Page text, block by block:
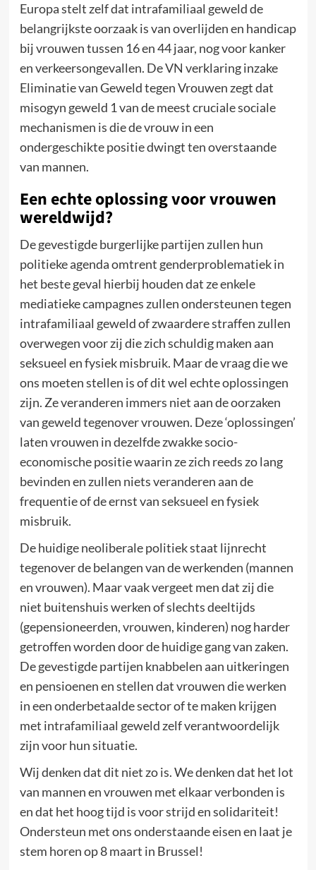
Europa stelt zelf dat intrafamiliaal geweld de
belangrijkste oorzaak is van overlijden en handicap
bij vrouwen tussen 16 en 44 jaar, nog voor kanker
en verkeersongevallen. De VN verklaring inzake
Eliminatie van Geweld tegen Vrouwen zegt dat
misogyn geweld 1 van de meest cruciale sociale
mechanismen is die de vrouw in een
ondergeschikte positie dwingt ten overstaande
van mannen.
Een echte oplossing voor vrouwen
wereldwijd?
De gevestigde burgerlijke partijen zullen hun
politieke agenda omtrent genderproblematiek in
het beste geval hierbij houden dat ze enkele
mediatieke campagnes zullen ondersteunen tegen
intrafamiliaal geweld of zwaardere straffen zullen
overwegen voor zij die zich schuldig maken aan
seksueel en fysiek misbruik. Maar de vraag die we
ons moeten stellen is of dit wel echte oplossingen
zijn. Ze veranderen immers niet aan de oorzaken
van geweld tegenover vrouwen. Deze ‘oplossingen’
laten vrouwen in dezelfde zwakke socio-
economische positie waarin ze zich reeds zo lang
bevinden en zullen niets veranderen aan de
frequentie of de ernst van seksueel en fysiek
misbruik.
De huidige neoliberale politiek staat lijnrecht
tegenover de belangen van de werkenden (mannen
en vrouwen). Maar vaak vergeet men dat zij die
niet buitenshuis werken of slechts deeltijds
(gepensioneerden, vrouwen, kinderen) nog harder
getroffen worden door de huidige gang van zaken.
De gevestigde partijen knabbelen aan uitkeringen
en pensioenen en stellen dat vrouwen die werken
in een onderbetaalde sector of te maken krijgen
met intrafamiliaal geweld zelf verantwoordelijk
zijn voor hun situatie.
Wij denken dat dit niet zo is. We denken dat het lot
van mannen en vrouwen met elkaar verbonden is
en dat het hoog tijd is voor strijd en solidariteit!
Ondersteun met ons onderstaande eisen en laat je
stem horen op 8 maart in Brussel!